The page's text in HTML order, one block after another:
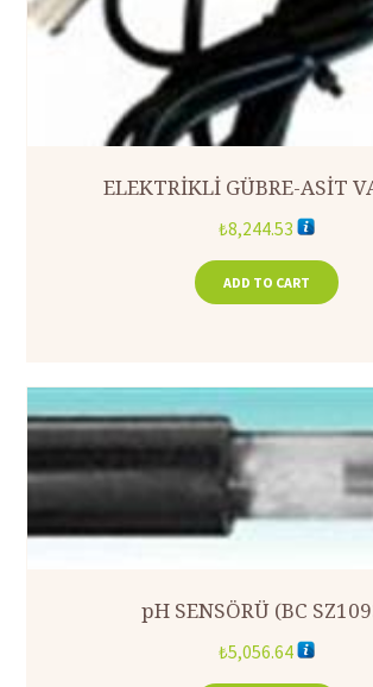
ELEKTRİKLİ GÜBRE-ASİT
₺8,244.53
ADD TO CART
pH SENSÖRÜ (BC
₺5,056.64